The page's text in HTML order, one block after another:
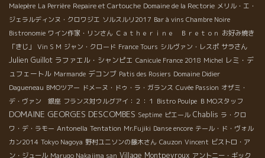
Malepère La Perrière Repaire et Cartouche Domaine de la Rectorie メリル・エ・
ジェラルディンヌ・クロワジエ ソルスルリ2017 Bar à vins Chambre Noire
Bistronomie ワイン作家・リンさん Ｃａｔｈｅｒｉｎｅ Ｂｒｅｔｏｎ お好み焼き
「きじ」
Vin S M ジャン・クロード France Tours シルヴァン・レスポ サラさん
Julien Guillot ラファエル・シャンピエ Canicule France 2018 Michel レミ・デ
ュフェートル Marmande デコンブ Patis des Rosiers Domaine Didier
Dagueneau BMOツアー ドメーヌ・ドゥ・ラ・ガランス Cuvée Passion オザミ・
デ・ヴァン 銀座 フランス対ウルグアイ：２：１ Bistro Poulpe ＢＭОスタッフ
DOMAINE GEORGES DESCOMBES Septime ピエール Chablis ラ・クロ
ワ・デ・ラモー Antonella Tentation Mr.Fujiki Danse encore テール・ド・ヴォル
カン2014 Tokyo Nagoya 野村ユニソンの藤木さん Cauzon Vincent ビストロ・ア
ン・ジュール Marugo Nakajima san Village Montpeyroux アントニー・ギック